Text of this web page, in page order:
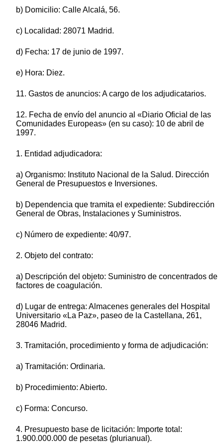
b) Domicilio: Calle Alcalá, 56.
c) Localidad: 28071 Madrid.
d) Fecha: 17 de junio de 1997.
e) Hora: Diez.
11. Gastos de anuncios: A cargo de los adjudicatarios.
12. Fecha de envío del anuncio al «Diario Oficial de las
Comunidades Europeas» (en su caso): 10 de abril de
1997.
1. Entidad adjudicadora:
a) Organismo: Instituto Nacional de la Salud. Dirección
General de Presupuestos e Inversiones.
b) Dependencia que tramita el expediente: Subdirección
General de Obras, Instalaciones y Suministros.
c) Número de expediente: 40/97.
2. Objeto del contrato:
a) Descripción del objeto: Suministro de concentrados de
factores de coagulación.
d) Lugar de entrega: Almacenes generales del Hospital
Universitario «La Paz», paseo de la Castellana, 261,
28046 Madrid.
3. Tramitación, procedimiento y forma de adjudicación:
a) Tramitación: Ordinaria.
b) Procedimiento: Abierto.
c) Forma: Concurso.
4. Presupuesto base de licitación: Importe total:
1.900.000.000 de pesetas (plurianual).